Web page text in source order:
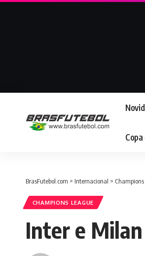
BrasFutebol.com > Internacional >
CHAMPIONS LEAGUE
Inter e